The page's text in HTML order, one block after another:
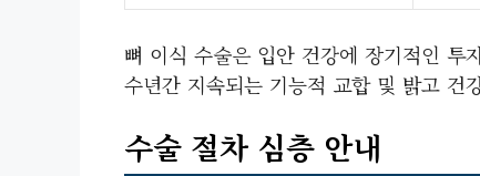
뼈 이식 수술은 입안 건강에 장기적인 투
수년간 지속되는 기능적 교합 및 밝고 건
수술 절차 심층 안내